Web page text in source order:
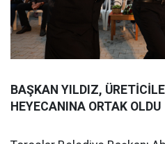
BAŞKAN YILDIZ,
HEYECANINA ORTAK OLDU